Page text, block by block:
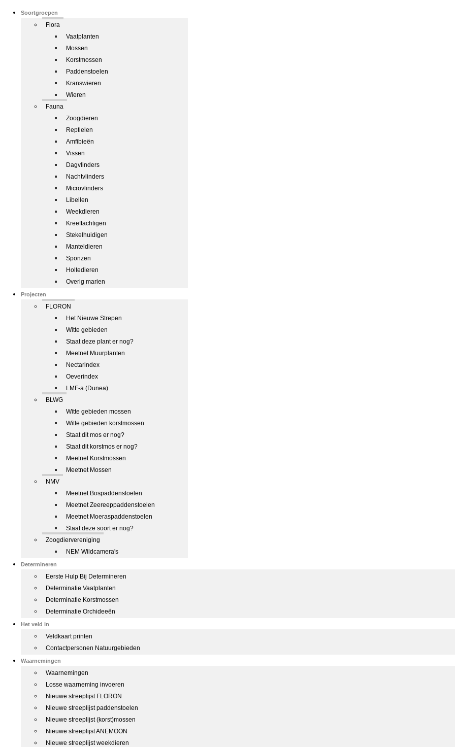
Soortgroepen
Flora
Vaatplanten
Mossen
Korstmossen
Paddenstoelen
Kranswieren
Wieren
Fauna
Zoogdieren
Reptielen
Amfibieën
Vissen
Dagvlinders
Nachtvlinders
Microvlinders
Libellen
Weekdieren
Kreeftachtigen
Stekelhuidigen
Manteldieren
Sponzen
Holtedieren
Overig marien
Projecten
FLORON
Het Nieuwe Strepen
Witte gebieden
Staat deze plant er nog?
Meetnet Muurplanten
Nectarindex
Oeverindex
LMF-a (Dunea)
BLWG
Witte gebieden mossen
Witte gebieden korstmossen
Staat dit mos er nog?
Staat dit korstmos er nog?
Meetnet Korstmossen
Meetnet Mossen
NMV
Meetnet Bospaddenstoelen
Meetnet Zeereeppaddenstoelen
Meetnet Moeraspaddenstoelen
Staat deze soort er nog?
Zoogdiervereniging
NEM Wildcamera's
Determineren
Eerste Hulp Bij Determineren
Determinatie Vaatplanten
Determinatie Korstmossen
Determinatie Orchideeën
Het veld in
Veldkaart printen
Contactpersonen Natuurgebieden
Waarnemingen
Waarnemingen
Losse waarneming invoeren
Nieuwe streeplijst FLORON
Nieuwe streeplijst paddenstoelen
Nieuwe streeplijst (korst)mossen
Nieuwe streeplijst ANEMOON
Nieuwe streeplijst weekdieren